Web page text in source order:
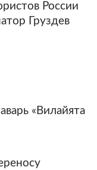
России
Груздев
«Вилайята